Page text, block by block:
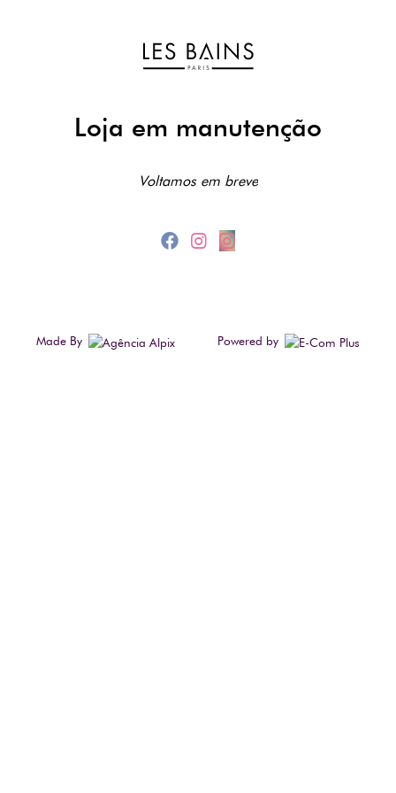
Loja em manutenção
Voltamos em breve
Made By Powered by